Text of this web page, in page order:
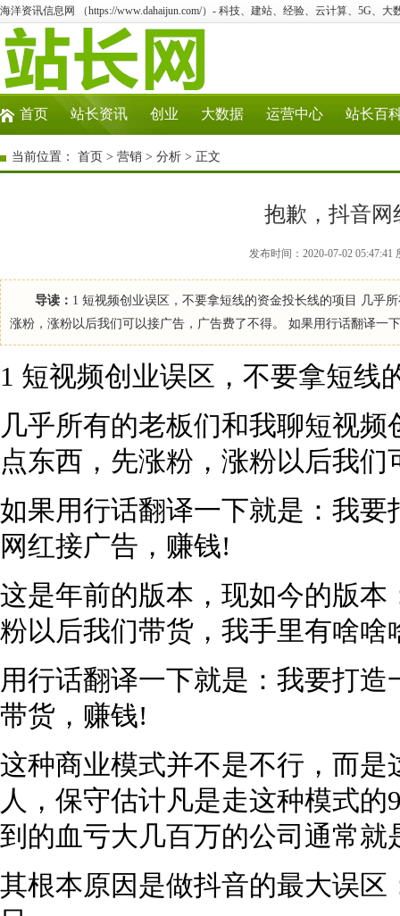
海洋资讯信息网 （https://www.dahaijun.com/）- 科技、建站、经验、云计算、5G、大
首页 站长资讯 创业 大数据 运营中心 站长百
当前位置： 首页 > 营销 > 分析 > 正文
抱歉，抖音网
发布时间：2020-07-02
导读： 1 短视频创业误区，不要拿短线的资金投长线的项目 几乎
涨粉，涨粉以后我们可以接广告，广告费了不得。 如果用行话翻译
1 短视频创业误区，不要拿短线
几乎所有的老板们和我聊短视
点东西，先涨粉，涨粉以后我
如果用行话翻译一下就是：我
网红接广告，赚钱!
这是年前的版本，现如今的版
粉以后我们带货，我手里有啥啥
用行话翻译一下就是：我要打
带货，赚钱!
这种商业模式并不是不行，而
人，保守估计凡是走这种模式
到的血亏大几百万的公司通常就
其根本原因是做抖音的最大误